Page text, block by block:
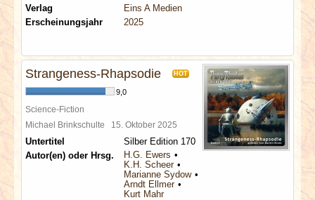
Verlag
Eins A Medien
Erscheinungsjahr
2025
Strangeness-Rhapsodie HOT
9,0
Science-Fiction
Michael Brinkschulte 15. Oktober 2025
Untertitel
Silber Edition 170
Autor(en) oder Hrsg.
H.G. Ewers
K.H. Scheer
Marianne Sydow
Arndt Ellmer
Kurt Mahr